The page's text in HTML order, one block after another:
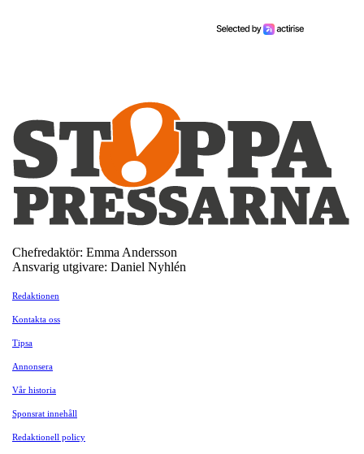
Chefredaktör: Emma Andersson
Ansvarig utgivare: Daniel Nyhlén
Redaktionen
Kontakta oss
Tipsa
Annonsera
Vår historia
Sponsrat innehåll
Redaktionell policy